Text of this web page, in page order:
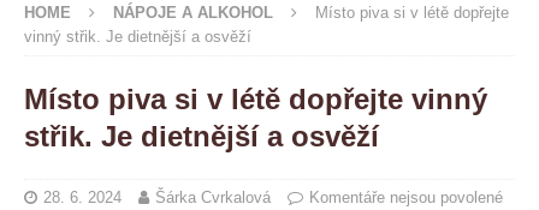
HOME NÁPOJE A ALKOHOL
Místo piva si v létě dopřejte
vinný střik. Je dietnější a osvěží
Místo piva si v létě dopřejte vinný
střik. Je dietnější a osvěží
28. 6. 2024 Šárka Cvrkalová Komentáře nejsou povolené